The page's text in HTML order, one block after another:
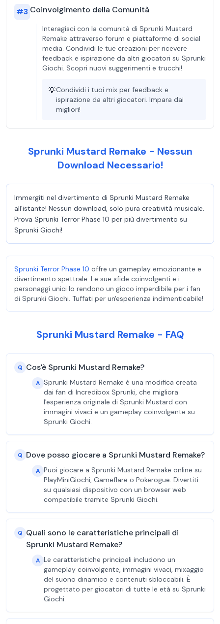
#3 Coinvolgimento della Comunità
Interagisci con la comunità di Sprunki Mustard
Remake attraverso forum e piattaforme di social
media. Condividi le tue creazioni per ricevere
feedback e ispirazione da altri giocatori su Sprunki
Giochi. Scopri nuovi suggerimenti e trucchi!
💡Condividi i tuoi mix per feedback e
ispirazione da altri giocatori. Impara dai
migliori!
Sprunki Mustard Remake - Nessun
Download Necessario!
Immergiti nel divertimento di Sprunki Mustard Remake
all'istante! Nessun download, solo pura creatività musicale.
Prova Sprunki Terror Phase 10 per più divertimento su
Sprunki Giochi!
Sprunki Terror Phase 10 offre un gameplay emozionante e
divertimento spettrale. Le sue sfide coinvolgenti e i
personaggi unici lo rendono un gioco imperdibile per i fan
di Sprunki Giochi. Tuffati per un'esperienza indimenticabile!
Sprunki Mustard Remake - FAQ
Q Cos'è Sprunki Mustard Remake?
A Sprunki Mustard Remake è una modifica creata
dai fan di Incredibox Sprunki, che migliora
l'esperienza originale di Sprunki Mustard con
immagini vivaci e un gameplay coinvolgente su
Sprunki Giochi.
Q Dove posso giocare a Sprunki Mustard Remake?
A Puoi giocare a Sprunki Mustard Remake online su
PlayMiniGiochi, Gameflare o Pokerogue. Divertiti
su qualsiasi dispositivo con un browser web
compatibile tramite Sprunki Giochi.
Q Quali sono le caratteristiche principali di
Sprunki Mustard Remake?
A Le caratteristiche principali includono un
gameplay coinvolgente, immagini vivaci, mixaggio
del suono dinamico e contenuti sbloccabili. È
progettato per giocatori di tutte le età su Sprunki
Giochi.